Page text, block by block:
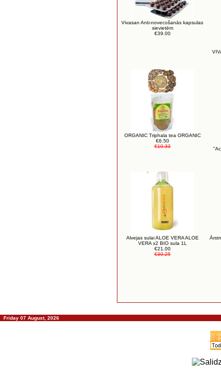
Vivasan Anti-novecošanās kapsulas
sievietēm
€39.00
ORGANIC Triphala tea ORGANIC
€6.50
€10.33
Alvejas sulai ALOE VERA ALOE
VERA x2 BIO sula 1L
€21.00
€30.25
Friday 07 August, 2026